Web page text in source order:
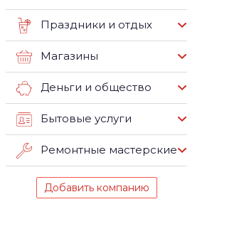
Праздники и отдых
Магазины
Деньги и общество
Бытовые услуги
Ремонтные мастерские
Добавить компанию